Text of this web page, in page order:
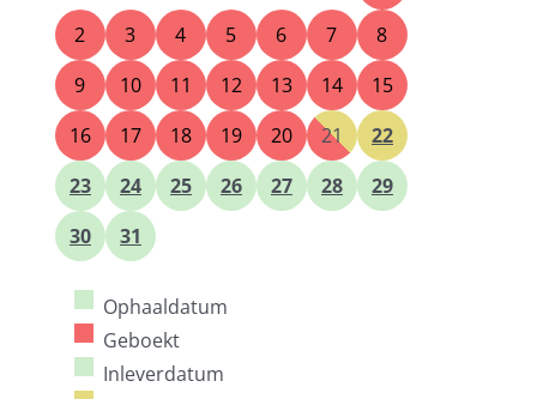
2
3 4 5 6 7
8
9
10 11 12 13 14
15
16
17 18 19 20 21
22
23
24 25 26 27 28
29
30
31
Ophaaldatum
Geboekt
Inleverdatum